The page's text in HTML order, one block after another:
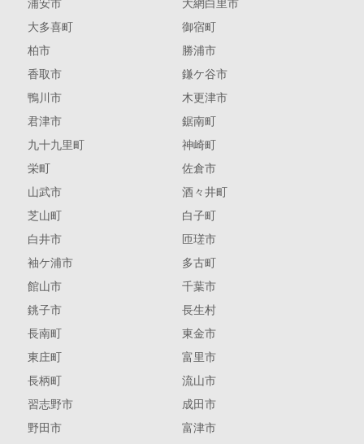
浦安市
大網白里市
大多喜町
御宿町
柏市
勝浦市
香取市
鎌ケ谷市
鴨川市
木更津市
君津市
鋸南町
九十九里町
神崎町
栄町
佐倉市
山武市
酒々井町
芝山町
白子町
白井市
匝瑳市
袖ケ浦市
多古町
館山市
千葉市
銚子市
長生村
長南町
東金市
東庄町
富里市
長柄町
流山市
習志野市
成田市
野田市
富津市